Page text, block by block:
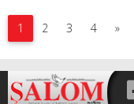
1 2 3 4 »